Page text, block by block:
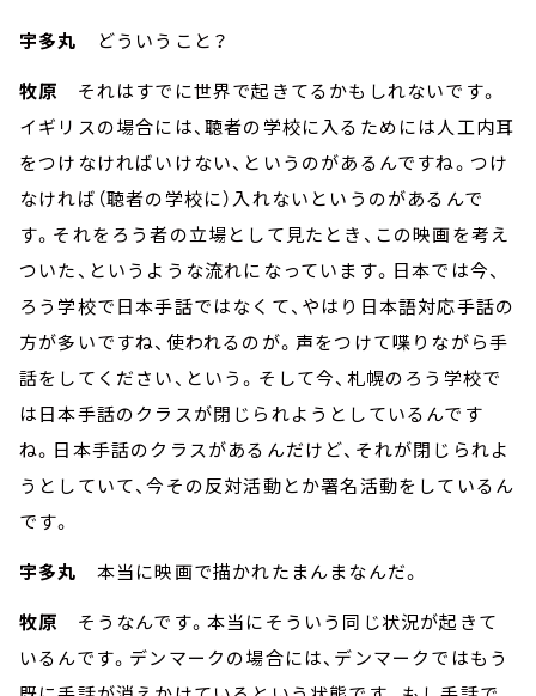
宇多丸 どういうこと？
牧原 それはすでに世界で起きてるかもしれないです。
イギリスの場合には、聴者の学校に入るためには人工内耳
をつけなければいけない、というのがあるんですね。つけ
なければ（聴者の学校に）入れないというのがあるんで
す。それをろう者の立場として見たとき、この映画を考え
ついた、というような流れになっています。日本では今、
ろう学校で日本手話ではなくて、やはり日本語対応手話の
方が多いですね、使われるのが。声をつけて喋りながら手
話をしてください、という。そして今、札幌のろう学校で
は日本手話のクラスが閉じられようとしているんです
ね。日本手話のクラスがあるんだけど、それが閉じられよ
うとしていて、今その反対活動とか署名活動をしているん
です。
宇多丸 本当に映画で描かれたまんまなんだ。
牧原 そうなんです。本当にそういう同じ状況が起きて
いるんです。デンマークの場合には、デンマークではもう